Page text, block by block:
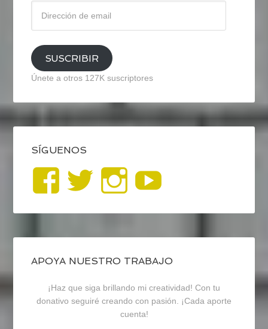
email
SUSCRIBIR
Únete a otros 127K suscriptores
SÍGUENOS
Ver
perfil
de
blogrecursosep
en
Ver
perfil
de
recursosep
en
Ver
perfil
de
recursosep
en
APOYA NUESTRO TRABAJO
¡Haz que siga brillando mi creatividad! Con tu
donativo seguiré creando con pasión. ¡Cada aporte
cuenta!